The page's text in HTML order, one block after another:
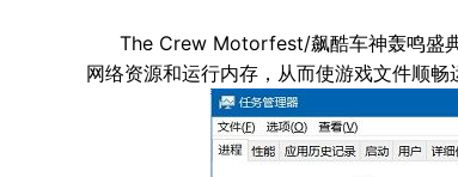
The Crew Motorfest/飙酷车神轰鸣盛
网络资源和运行内存，从而使游戏文件顺畅